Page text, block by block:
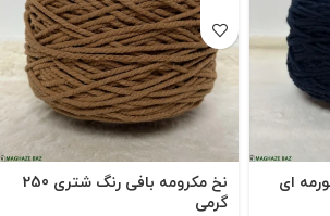
ای
نخ مکرومه بافی رنگ شتری 250
گرمی